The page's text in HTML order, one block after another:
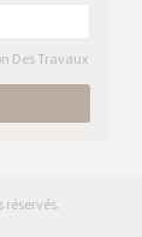
Des Travaux
réservés.